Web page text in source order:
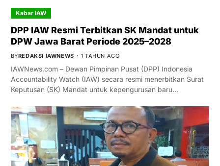
Kabar IAW
DPP IAW Resmi Terbitkan SK Mandat untuk
DPW Jawa Barat Periode 2025–2028
BYREDAKSI IAWNEWS 1 TAHUN AGO
IAWNews.com – Dewan Pimpinan Pusat (DPP) Indonesia
Accountability Watch (IAW) secara resmi menerbitkan Surat
Keputusan (SK) Mandat untuk kepengurusan baru…